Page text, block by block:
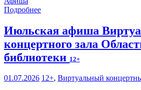
Подробнее
Июльская афиша
концертного зала
библиотеки 12+
01.07.2026 12+, Виртуальный